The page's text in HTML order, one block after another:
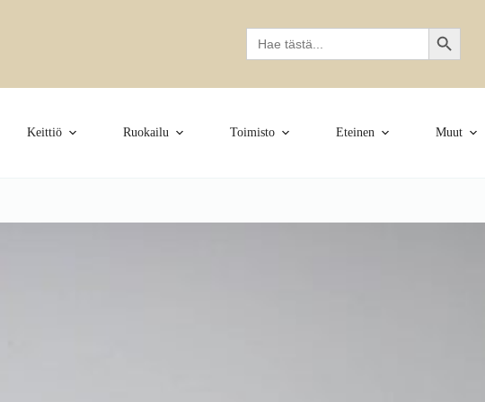
Search
for:
Search Button
Keittiö Ruokailu Toimisto Eteinen Muut